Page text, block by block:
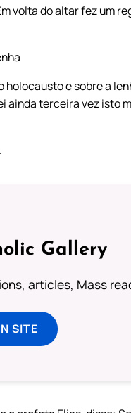
volta do altar fez um
e sobre a
ainda terceira vez isto
Gallery
articles, Mass
SITE